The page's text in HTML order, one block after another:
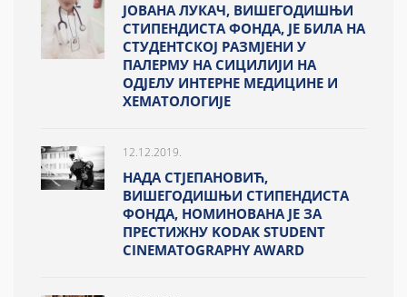
ЈОВАНА ЛУКАЧ, ВИШЕГОДИШЊИ
СТИПЕНДИСТА ФОНДА, ЈЕ БИЛА НА
СТУДЕНТСКОЈ РАЗМЈЕНИ У
ПАЛЕРМУ НА СИЦИЛИЈИ НА
ОДЈЕЛУ ИНТЕРНЕ МЕДИЦИНЕ И
ХЕМАТОЛОГИЈЕ
12.12.2019.
НАДА СТЈЕПАНОВИЋ,
ВИШЕГОДИШЊИ СТИПЕНДИСТА
ФОНДА, НОМИНОВАНА ЈЕ ЗА
ПРЕСТИЖНУ KODAK STUDENT
CINEMATOGRAPHY AWARD